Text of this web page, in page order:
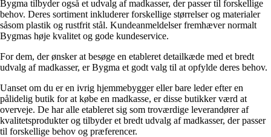
Bygma tilbyder også et udvalg af madkasser, der passer til forskellige
behov. Deres sortiment inkluderer forskellige størrelser og materialer
såsom plastik og rustfrit stål. Kundeanmeldelser fremhæver normalt
Bygmas høje kvalitet og gode kundeservice.
For dem, der ønsker at besøge en etableret detailkæde med et bredt
udvalg af madkasser, er Bygma et godt valg til at opfylde deres behov.
Uanset om du er en ivrig hjemmebygger eller bare leder efter en
pålidelig butik for at købe en madkasse, er disse butikker værd at
overveje. De har alle etableret sig som troværdige leverandører af
kvalitetsprodukter og tilbyder et bredt udvalg af madkasser, der passer
til forskellige behov og præferencer.